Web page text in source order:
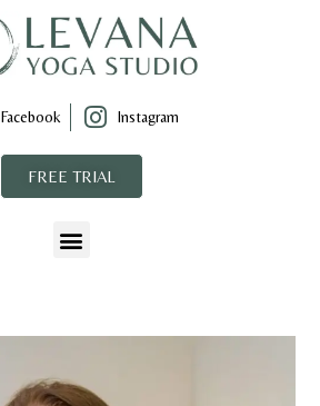
Facebook Instagram
FREE TRIAL